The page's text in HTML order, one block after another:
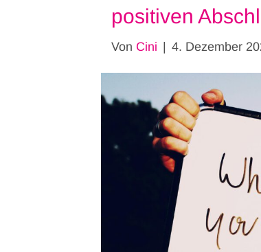
positiven
Von Cini 4. Dezember